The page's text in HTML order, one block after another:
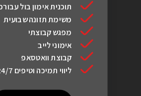
תוכנית אימון בול
משימת תזונה שבועית
מפגש קבוצתי
אימוני לייב
קבוצת וואטסאפ
ליווי תמיכה וטיפים 24/7